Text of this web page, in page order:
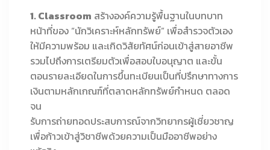
1. Classroom สร้างองค์ความรู้พื้นฐานในบทบาท
หน้าที่ของ “นักวิเคราะห์หลักทรัพย์” เพื่อสำรวจตัวเอง
ให้มีความพร้อม และเกิดวิสัยทัศน์ก่อนเข้าสู่สายอาชีพ
รวมไปถึงการเตรียมตัวเพื่อสอบใบอนุญาต และขั้น
ตอนรายละเอียดในการขึ้นทะเบียนเป็นที่ปรึกษาทางการ
เงินตามหลักเกณฑ์ที่ตลาดหลักทรัพย์กำหนด ตลอด
จน
รับการถ่ายทอดประสบการณ์จากวิทยากรผู้เชี่ยวชาญ
เพื่อก้าวเข้าสู่วิชาชีพด้วยความเป็นมืออาชีพอย่าง